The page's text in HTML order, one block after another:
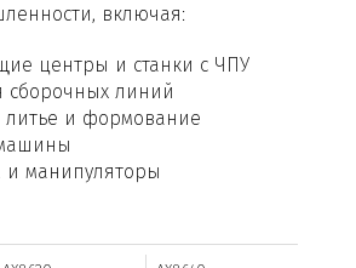
включая:
центры и станки с ЧПУ
сборочных линий
литье и формование
и манипуляторы